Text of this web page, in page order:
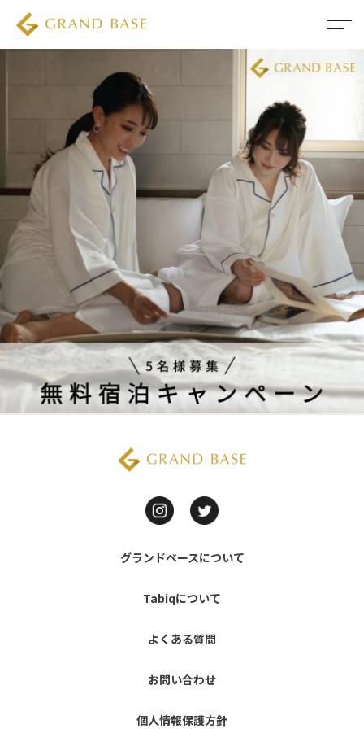
グランドベースについて
Tabiqについて
よくある質問
お問い合わせ
個人情報保護方針